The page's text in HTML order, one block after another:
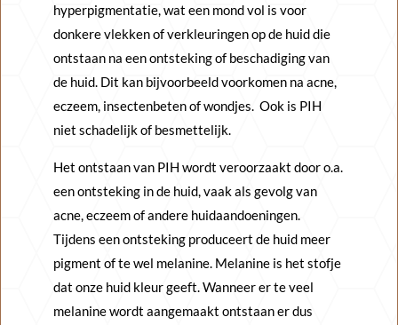
hyperpigmentatie, wat een mond vol is voor
donkere vlekken of verkleuringen op de huid die
ontstaan na een ontsteking of beschadiging van
de huid. Dit kan bijvoorbeeld voorkomen na acne,
eczeem, insectenbeten of wondjes. Ook is PIH
niet schadelijk of besmettelijk.
Het ontstaan van PIH wordt veroorzaakt door o.a.
een ontsteking in de huid, vaak als gevolg van
acne, eczeem of andere huidaandoeningen.
Tijdens een ontsteking produceert de huid meer
pigment of te wel melanine. Melanine is het stofje
dat onze huid kleur geeft. Wanneer er te veel
melanine wordt aangemaakt ontstaan er dus